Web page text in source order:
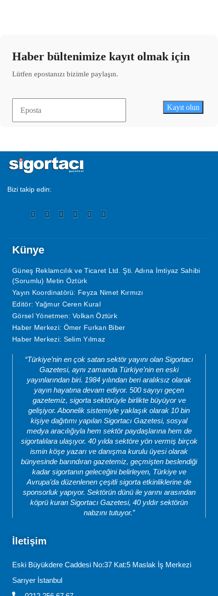
Haber bültenimize kayıt olmak için
Lütfen epostanızı bizimle paylaşın.
Kayıt olun
Bizi takip edin:
Künye
Güneş Reklamcılık ve Ticaret Ltd. Şti. Adına İmtiyaz Sahibi
(Sorumlu) Metin Öztürk
Yayın Koordinatörü: Feyza Nimet Kırmızı
Editör: Yağmur Ceren Kural
Görsel Yönetmen: Volkan Öztürk
Haber Merkezi: Ömer Furkan Biber
Haber Merkezi: Selim Yılmaz
“Türkiye’nin en çok satan sektör yayını olan Sigortacı
Gazetesi, aynı zamanda Türkiye’nin en eski
yayınlarından biri. 1984 yılından beri aralıksız olarak
yayın hayatına devam ediyor. 500 sayıyı geçen
gazetemiz, sigorta sektörüyle birlikte büyüyor ve
gelişiyor. Abonelik sistemiyle yaklaşık olarak 10 bin
kişiye dağıtımı yapılan Sigortacı Gazetesi, sosyal
medya aracılığıyla hem sektör paydaşlarına hem de
sigortalılara ulaşıyor. 40 yılda sektöre yön vermiş birçok
ismin köşe yazarı ve danışma kurulu üyesi olarak
bünyesinde barındıran gazetemiz, geçmişten beslendiği
kadar sigortanın geleceğini belirleyen, Türkiye ve
Avrupa’da düzenlenen çeşitli sigorta etkinliklerine de
sponsorluk yapıyor. Sektörün dünü ile yarını arasından
köprü kuran Sigortacı Gazetesi, 40 yıldır sektörün
nabzını tutuyor.”
İletişim
Eski Büyükdere Caddesi No:37 Kat:5 Maslak İş Merkezi
Sarıyer İstanbul